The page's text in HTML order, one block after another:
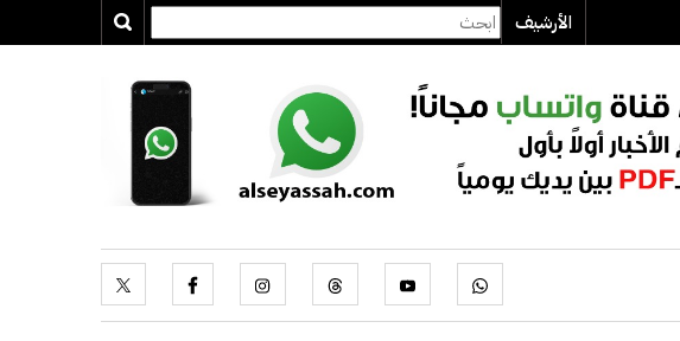
الأرشيف